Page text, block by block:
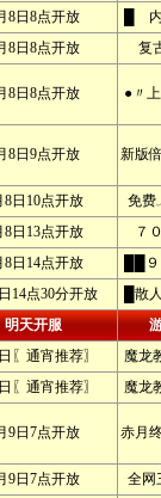
8日8点开放
█
8日8点开放 复
8日8点开放 ●〃
8日9点开放 新版
8日10点开放
免费
8日13点开放
７
8日14点开放
██
14点30分开放
█散
明天开服
〖通宵推荐〗
魔龙
〖通宵推荐〗 魔龙
9日7点开放 赤月
9日7点开放 全网